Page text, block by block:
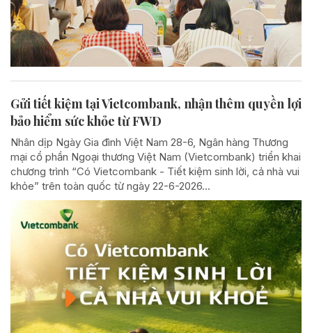
Gửi tiết kiệm tại Vietcombank, nhận thêm quyền lợi
bảo hiểm sức khỏe từ FWD
Nhân dịp Ngày Gia đình Việt Nam 28-6, Ngân hàng Thương
mại cổ phần Ngoại thương Việt Nam (Vietcombank) triển khai
chương trình “Có Vietcombank - Tiết kiệm sinh lời, cả nhà vui
khỏe” trên toàn quốc từ ngày 22-6-2026...